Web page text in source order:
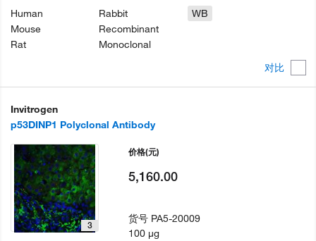
对比
Human
Mouse
Rat
Rabbit
Recombinant
Monoclonal
WB
Invitrogen
p53DINP1 Polyclonal Antibody
3
价格(元)
5,160.00
货号 PA5-20009
100 µg